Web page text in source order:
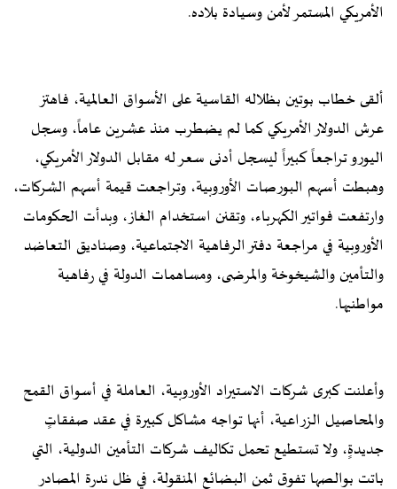
الأمريكي المستمر لأمن وسيادة بلاده.
ألقى خطاب بوتين بظلاله القاسية على الأسواق العالمية، فاهتز
عرش الدولار الأمريكي كما لم يضطرب منذ عشرين عاماً، وسجل
اليورو تراجعاً كبيراً ليسجل أدنى سعر له مقابل الدولار الأمريكي،
وهبطت أسهم البورصات الأوروبية، وتراجعت قيمة أسهم الشركات،
وارتفعت فواتير الكهرباء، وتقنن استخدام الغاز، وبدأت الحكومات
الأوروبية في مراجعة دفتر الرفاهية الاجتماعية، وصناديق التعاضد
والتأمين والشيخوخة والمرضى، ومساهمات الدولة في رفاهية
مواطنيها.
وأعلنت كبرى شركات الاستيراد الأوروبية، العاملة في أسواق القمح
والمحاصيل الزراعية، أنها تواجه مشاكل كبيرة في عقد صفقاتٍ
جديدةٍ، ولا تستطيع تحمل تكاليف شركات التأمين الدولية، التي
باتت بوالصها تفوق ثمن البضائع المنقولة، في ظل ندرة المصادر